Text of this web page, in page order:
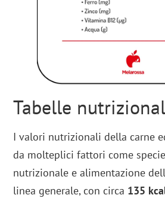
Tabelle
I valori nutrizionali della carne
da molteplici fattori come
nutrizionale e alimentazione
linea generale, con circa 135